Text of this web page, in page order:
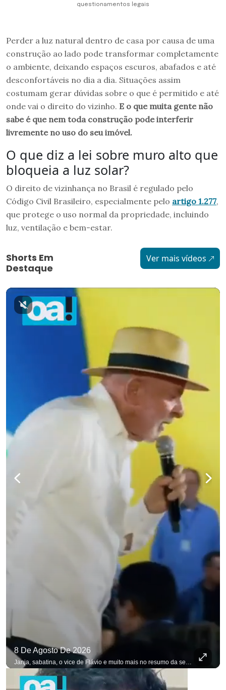
questionamentos legais
Perder a luz natural dentro de casa por causa de uma
construção ao lado pode transformar completamente
o ambiente, deixando espaços escuros, abafados e até
desconfortáveis no dia a dia. Situações assim
costumam gerar dúvidas sobre o que é permitido e até
onde vai o direito do vizinho. E o que muita gente não
sabe é que nem toda construção pode interferir
livremente no uso do seu imóvel.
O que diz a lei sobre muro alto que
bloqueia a luz solar?
O direito de vizinhança no Brasil é regulado pelo
Código Civil Brasileiro, especialmente pelo artigo 1.277,
que protege o uso normal da propriedade, incluindo
luz, ventilação e bem-estar.
Shorts Em
Destaque
Ver mais vídeos
8 De Agosto De 2026
Janja, sabatina, o vice de Flávio e muito mais no resumo da semana. #OAntagonista Se você busca informação com credibilidade, inscreva-se agora e ative o